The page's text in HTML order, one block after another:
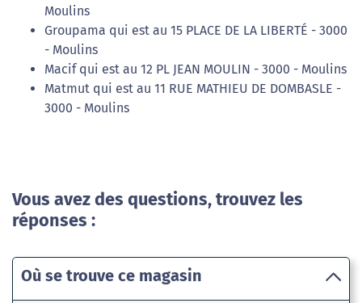
Moulins
Groupama qui est au 15 PLACE DE LA LIBERTÉ - 3000
- Moulins
Macif qui est au 12 PL JEAN MOULIN - 3000 - Moulins
Matmut qui est au 11 RUE MATHIEU DE DOMBASLE -
3000 - Moulins
Vous avez des questions, trouvez les
réponses :
Où se trouve ce magasin